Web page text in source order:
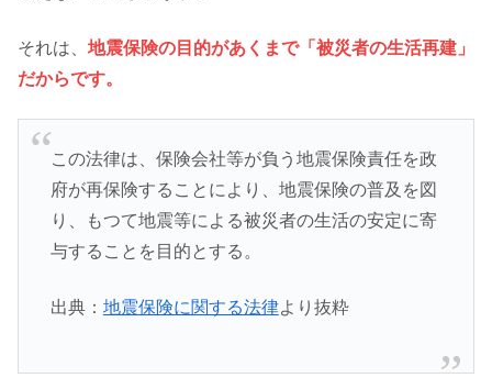
それは、 地震保険の目的があくまで「被災者の生活再建」
だからです。
この法律は、保険会社等が負う地震保険責任を政
府が再保険することにより、地震保険の普及を図
り、もつて地震等による被災者の生活の安定に寄
与することを目的とする。
出典： 地震保険に関する法律より抜粋